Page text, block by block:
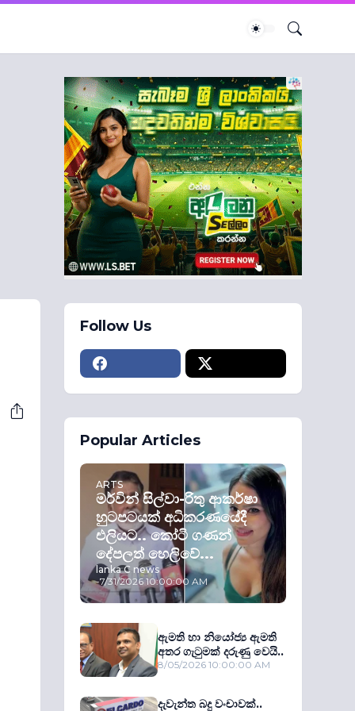
Follow Us
Popular Articles
ARTS
මර්වින් සිල්වා-රිතු ආකර්ෂා
හුටපටයක් අධිකරණයේදී
එලියට.. කෝටි ගණන්
දේපලත් හෙලිවේ...
lanka C news
-7/31/2026 10:00:00 AM
ඇමති හා නියෝජ්‍ය ඇමති
අතර ගැටුමක් දරුණු වෙයි..
8/05/2026 10:00:00 AM
දැවැන්ත බදු වංචාවක්..